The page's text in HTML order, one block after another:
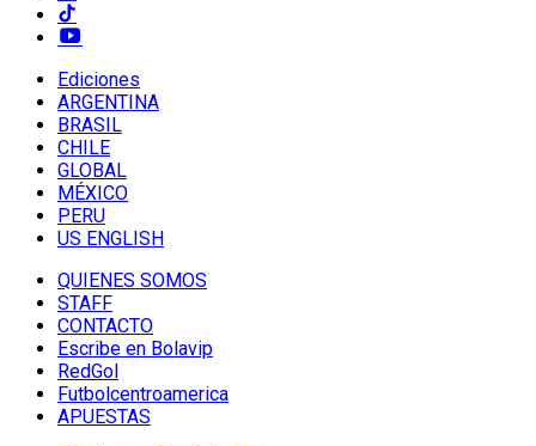
Ediciones
ARGENTINA
BRASIL
CHILE
GLOBAL
MÉXICO
PERU
US ENGLISH
QUIENES SOMOS
STAFF
CONTACTO
Escribe en Bolavip
RedGol
Futbolcentroamerica
APUESTAS